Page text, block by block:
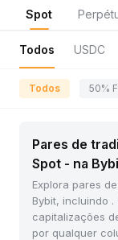
Spot
Todos USDC
Todos 50%
Pares de
Spot - na
Explora pares
Bybit, incluindo
capitalizações
por qualquer